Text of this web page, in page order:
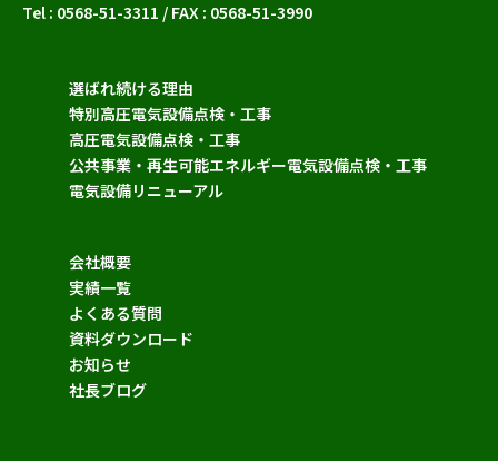
Tel : 0568-51-3311 / FAX : 0568-51-3990
選ばれ続ける理由
特別高圧電気設備点検・工事
高圧電気設備点検・工事
公共事業・再生可能エネルギー電気設備点検・工事
電気設備リニューアル
会社概要
実績一覧
よくある質問
資料ダウンロード
お知らせ
社長ブログ